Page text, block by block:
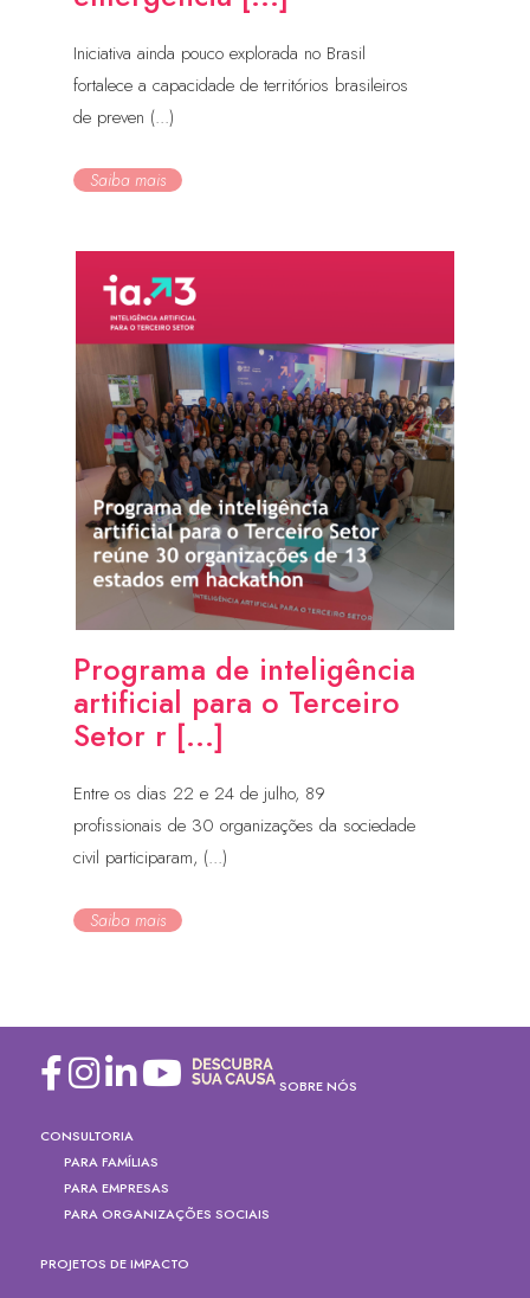
Iniciativa ainda pouco explorada no Brasil
fortalece a capacidade de territórios brasileiros
de preven (...)
Saiba mais
Programa de inteligência
artificial para o Terceiro
Setor r [...]
Entre os dias 22 e 24 de julho, 89
profissionais de 30 organizações da sociedade
civil participaram, (...)
Saiba mais
SOBRE NÓS
CONSULTORIA
PARA FAMÍLIAS
PARA EMPRESAS
PARA ORGANIZAÇÕES SOCIAIS
PROJETOS DE IMPACTO